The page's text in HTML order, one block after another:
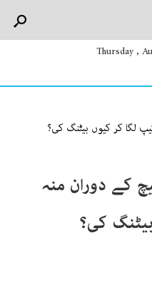
Thursday ,
لگا کر کیوں بیٹنگ کی؟
کے دوران منہ
کی؟